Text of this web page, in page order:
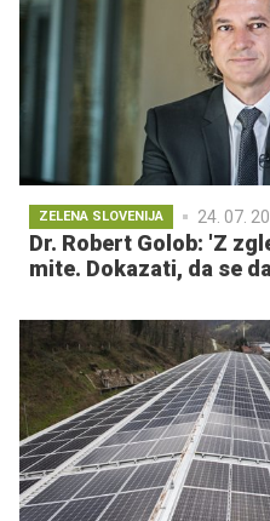
ZELENA SLOVENIJA 24. 07.
Dr. Robert Golob: 'Z
mite. Dokazati, da se